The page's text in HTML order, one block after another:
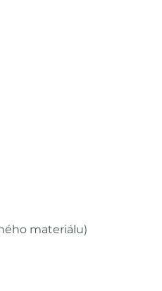
materiálu)